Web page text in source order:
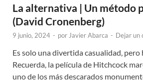
La alternativa | Un método
(David Cronenberg)
9 junio, 2024 - porJavier Abarca - Dejar un
Es solo una divertida casualidad, pero
Recuerda, la película de Hitchcock
uno de los más descarados